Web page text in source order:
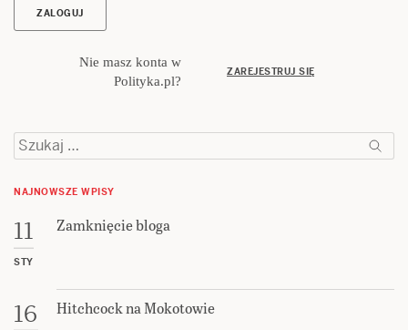
Nie masz konta w
Polityka.pl?
ZAREJESTRUJ SIĘ
Szukaj:
NAJNOWSZE WPISY
11
STY
Zamknięcie bloga
16 Hitchcock na Mokotowie